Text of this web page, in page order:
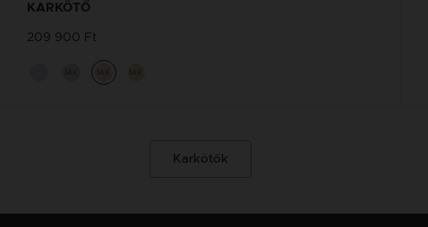
KARKÖTŐ
209 900 Ft
Karkötők